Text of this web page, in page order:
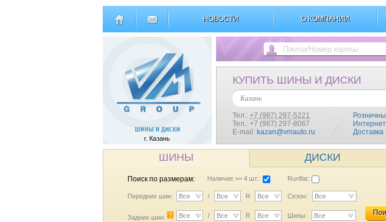
НОВОСТИ О КОМПАНИИ
г. Казань
КУПИТЬ ШИНЫ И ДИСКИ
Казань
Тел.: +7 (987) 297-5221
Тел.: +7 (987) 297-8067
E-mail: kazan@vmauto.ru
Доставка
ШИНЫ ДИСКИ
Поиск по размерам: Наличие >= 4 шт.: Runflat:
Передних шин: Все / Все R Все Сезон: Все
Задних шин: ? Все / Все R Все Шипы: Все